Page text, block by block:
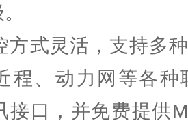
方式灵活，支持多
程、动力网等各种
接口，并免费提供